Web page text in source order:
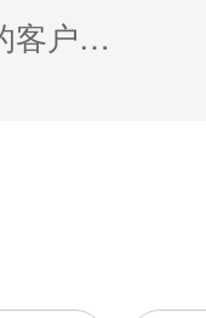
礼服馆抓住这4点话术你的客户不会少